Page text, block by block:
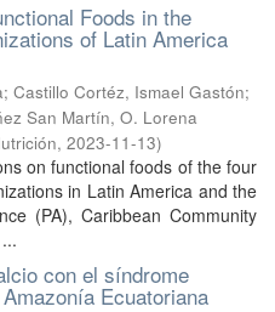
Foods in the
of Latin America
; Castillo Cortéz, Ismael Gastón;
San Martín, O. Lorena
, 2023-11-13)
on functional foods of the four
in Latin America and the
(PA), Caribbean Community
con el síndrome
Ecuatoriana